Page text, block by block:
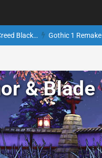
Black… Gothic 1 Remake
& Blade